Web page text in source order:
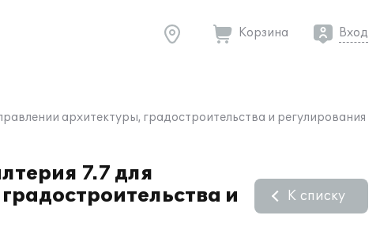
Корзина Вход
архитектуры, градостроительства и регулирования
7.7 для
и
К списку